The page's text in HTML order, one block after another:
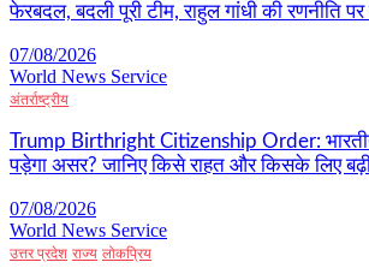
फेरबदल, बदली पूरी टीम, राहुल गांधी की रणनीति
07/08/2026
World News Service
अंतर्राष्ट्रीय
Trump Birthright Citizenship Order: भारतीय
पड़ेगा असर? जानिए किसे राहत और किसके लिए
07/08/2026
World News Service
उत्तर प्रदेश राज्य लोकप्रिय